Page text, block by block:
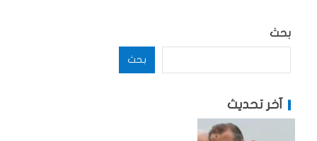
بحث
بحث
آخر تحديث